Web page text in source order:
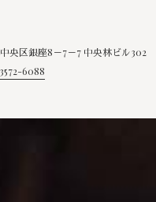
央区銀座8－7－7 中央林ビル302
6088